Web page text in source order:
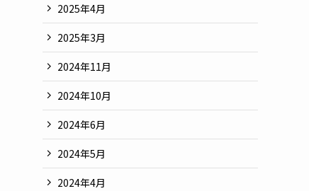
2025年4月
2025年3月
2024年11月
2024年10月
2024年6月
2024年5月
2024年4月